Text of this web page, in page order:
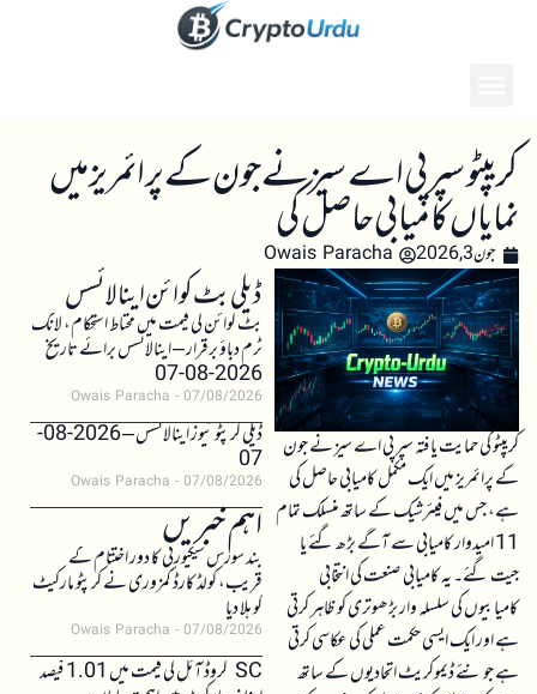
کریپٹو سپر پی اے سیز نے جون کے پرائمریز میں
نمایاں کامیابی حاصل کی
جون 3, 2026 Owais Paracha
کریپٹو کی حمایت یافتہ سپر پی اے سیز نے جون
کے پرائمریز میں ایک مکمل کامیابی حاصل کی
ہے، جس میں فیئرشیک کے ساتھ منسلک تمام
11 امیدوار کامیابی سے آگے بڑھ گئے یا
جیت گئے۔ یہ کامیابی صنعت کی انتخابی
کامیابیوں کی سلسلہ وار بڑھوتری کو ظاہر کرتی
ہے اور ایک ایسی حکمت عملی کی عکاسی کرتی
ہے جو نئے ڈیموکریٹ اتحادیوں کے ساتھ
ڈیلی بٹ کوائن اینالائسس
بٹ کوائن کی قیمت میں محتاط استحکام، لانگ
ٹرم دباؤ برقرار – اینالائسس برائے تاریخ
2026-08-07
Owais Paracha 07/08/2026
ڈیلی کرپٹو نیوز اینالائسس – 2026-08-
07
Owais Paracha 07/08/2026
اہم خبریں
بند سورس سیکیورٹی کا دور اختتام کے
قریب، کولڈ کارڈ کمزوری نے کرپٹو مارکیٹ
کو ہلا دیا
Owais Paracha 07/08/2026
SC کروڈ آئل کی قیمت میں 1.01 فیصد